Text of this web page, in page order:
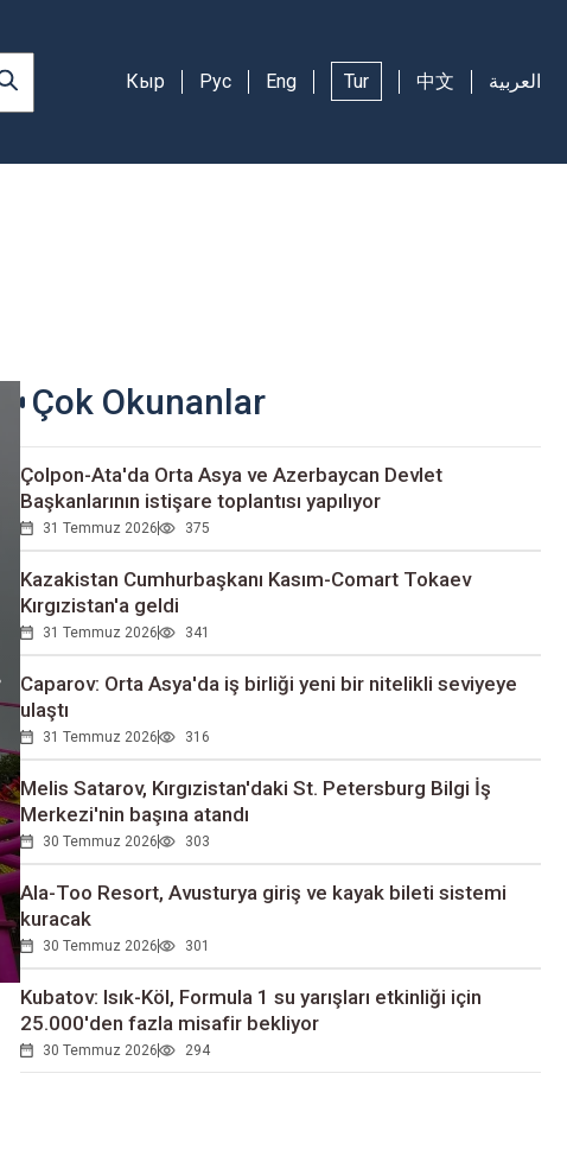
Кыр Рус Eng Tur 中文 العربية
Çok Okunanlar
Çolpon-Ata'da Orta Asya ve Azerbaycan Devlet
Başkanlarının istişare toplantısı yapılıyor
31 Temmuz 2026 375
Kazakistan Cumhurbaşkanı Kasım-Comart Tokaev
Kırgızistan'a geldi
31 Temmuz 2026 341
Caparov: Orta Asya'da iş birliği yeni bir nitelikli seviyeye
ulaştı
31 Temmuz 2026 316
Melis Satarov, Kırgızistan'daki St. Petersburg Bilgi İş
Merkezi'nin başına atandı
30 Temmuz 2026 303
Ala-Too Resort, Avusturya giriş ve kayak bileti sistemi
kuracak
30 Temmuz 2026 301
Kubatov: Isık-Köl, Formula 1 su yarışları etkinliği için
25.000'den fazla misafir bekliyor
30 Temmuz 2026 294